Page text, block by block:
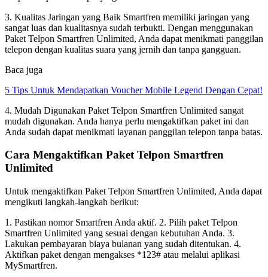
3. Kualitas Jaringan yang Baik Smartfren memiliki jaringan yang
sangat luas dan kualitasnya sudah terbukti. Dengan menggunakan
Paket Telpon Smartfren Unlimited, Anda dapat menikmati panggilan
telepon dengan kualitas suara yang jernih dan tanpa gangguan.
Baca juga
5 Tips Untuk Mendapatkan Voucher Mobile Legend Dengan Cepat!
4. Mudah Digunakan Paket Telpon Smartfren Unlimited sangat
mudah digunakan. Anda hanya perlu mengaktifkan paket ini dan
Anda sudah dapat menikmati layanan panggilan telepon tanpa batas.
Cara Mengaktifkan Paket Telpon Smartfren
Unlimited
Untuk mengaktifkan Paket Telpon Smartfren Unlimited, Anda dapat
mengikuti langkah-langkah berikut:
1. Pastikan nomor Smartfren Anda aktif. 2. Pilih paket Telpon
Smartfren Unlimited yang sesuai dengan kebutuhan Anda. 3.
Lakukan pembayaran biaya bulanan yang sudah ditentukan. 4.
Aktifkan paket dengan mengakses *123# atau melalui aplikasi
MySmartfren.